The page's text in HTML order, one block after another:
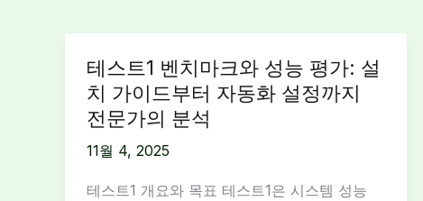
테스트1 벤치마크와 성능 평가: 설
치 가이드부터 자동화 설정까지
전문가의 분석
11월 4, 2025
테스트1 개요와 목표 테스트1은 시스템 성능